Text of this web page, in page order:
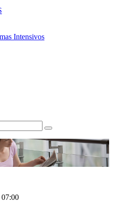
Intensivos
07:00